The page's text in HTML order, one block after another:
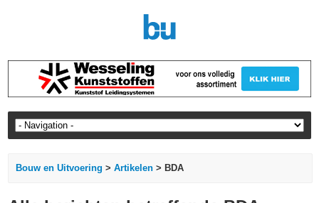
Bouw en Uitvoering >Artikelen > BDA